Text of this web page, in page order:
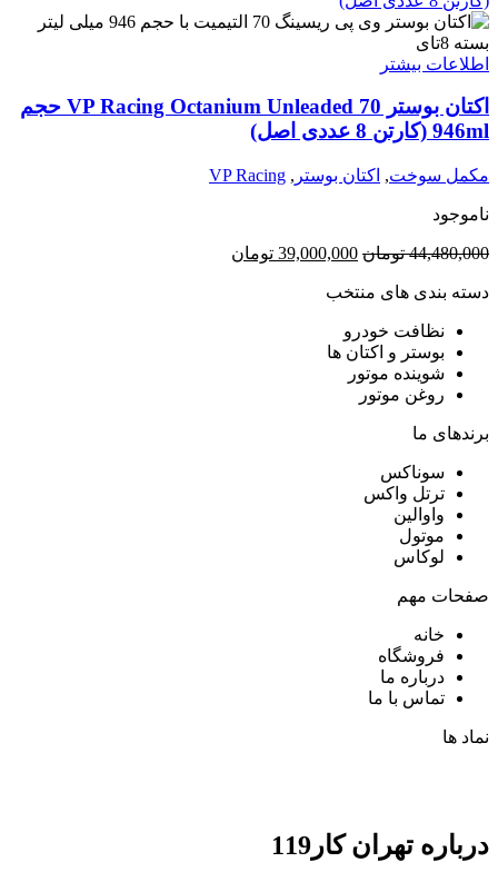
اطلاعات بیشتر
اکتان بوستر VP Racing Octanium Unleaded 70 حجم
946ml (کارتن 8 عددی اصل)
مکمل سوخت, اکتان بوستر ,
VP Racing
ناموجود
44,480,000 تومان قیمت
39,000,000 تومان
دسته بندی های منتخب
نظافت خودرو
بوستر و اکتان ها
شوینده موتور
روغن موتور
برندهای ما
سوناکس
ترتل واکس
واوالین
موتول
لوکاس
صفحات مهم
خانه
فروشگاه
درباره ما
تماس با ما
نماد ها
درباره تهران کار119